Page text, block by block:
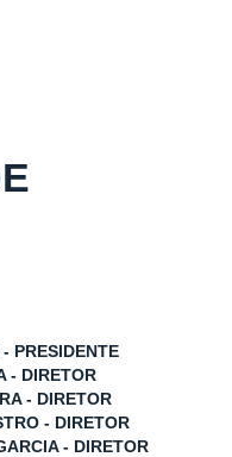
PRESIDENTE
- DIRETOR
- DIRETOR
- DIRETOR
- DIRETOR